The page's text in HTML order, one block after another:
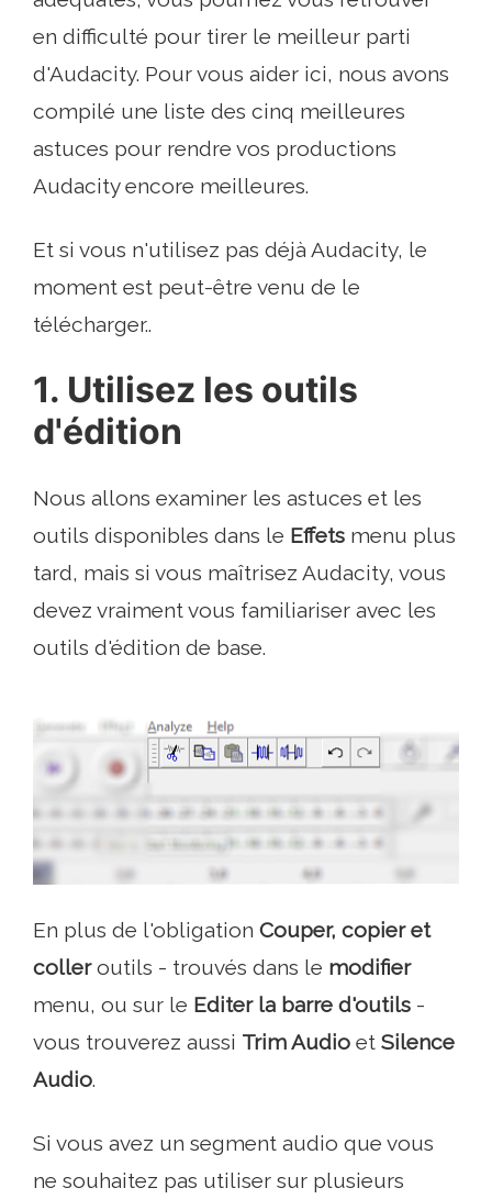
en difficulté pour tirer le meilleur parti
d'Audacity. Pour vous aider ici, nous avons
compilé une liste des cinq meilleures
astuces pour rendre vos productions
Audacity encore meilleures.
Et si vous n'utilisez pas déjà Audacity, le
moment est peut-être venu de le
télécharger..
1. Utilisez les outils
d'édition
Nous allons examiner les astuces et les
outils disponibles dans le Effets menu plus
tard, mais si vous maîtrisez Audacity, vous
devez vraiment vous familiariser avec les
outils d'édition de base.
En plus de l'obligation Couper, copier et
colleroutils - trouvés dans le modifier
menu, ou sur le Editer la barre d'outils -
vous trouverez aussi Trim Audio et Silence
Audio.
Si vous avez un segment audio que vous
ne souhaitez pas utiliser sur plusieurs